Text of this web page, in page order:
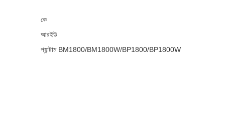
কে
আরইউ
প্যান্টাম BM1800/BM1800W/BP1800/BP1800W